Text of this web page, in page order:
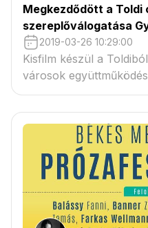
Megkezdődött a Toldi
szereplőválogatása
2019-03-26 10:29:00
Kisfilm készül a
városok
megkezdődött a